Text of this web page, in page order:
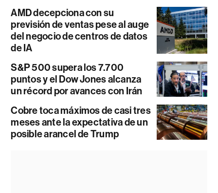
AMD decepciona con su
previsión de ventas pese al auge
del negocio de centros de datos
de IA
S&P 500 supera los 7.700
puntos y el Dow Jones alcanza
un récord por avances con Irán
Cobre toca máximos de casi tres
meses ante la expectativa de un
posible arancel de Trump